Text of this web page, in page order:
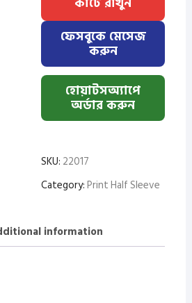
(Sky+Navy
+White
Small+Blue
Red
quantity
ফেসবুকে মেসেজ
করুন
হোয়াটসঅ্যাপে
অর্ডার করুন
SKU: 22017
Category:Print Half Sleeve
information